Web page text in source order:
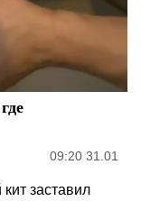
09:20 31.01
заставил